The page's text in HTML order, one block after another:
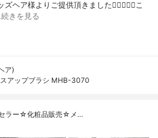
ヘア様よりご提供頂きました🧝‍♀️✨✨✨こ
続きを見る
ア)
アップブラシ MHB-3070
セラー☆化粧品販売☆メ…